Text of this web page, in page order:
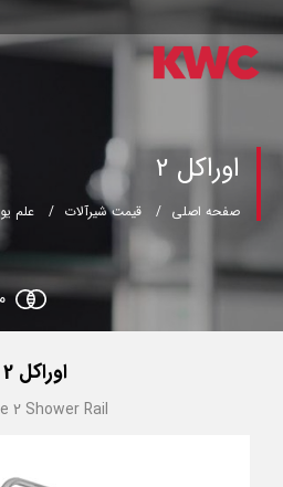
اوراکل 2
صفحه اصلی قیمت شیرآلات علم
اوراکل 2
2 Shower Rail